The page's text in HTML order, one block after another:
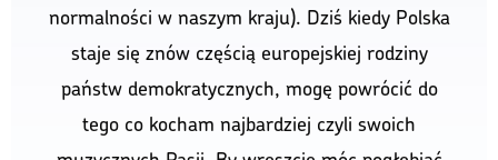
normalności w naszym kraju). Dziś kiedy Polska
staje się znów częścią europejskiej rodziny
państw demokratycznych, mogę powrócić do
tego co kocham najbardziej czyli swoich